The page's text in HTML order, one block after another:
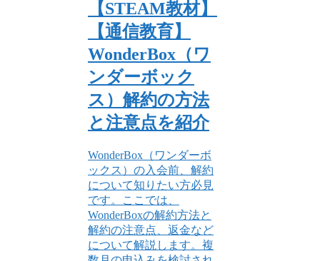
【STEAM教材】
【通信教育】
WonderBox（ワ
ンダーボック
ス）解約の方法
と注意点を紹介
WonderBox（ワンダーボ
ックス）の入会前、解約
について知りたい方必見
です。ここでは、
WonderBoxの解約方法と
解約の注意点、返金など
について解説します。複